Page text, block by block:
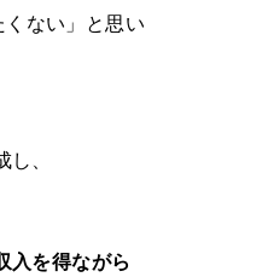
くない」と思い
、
入を得ながら